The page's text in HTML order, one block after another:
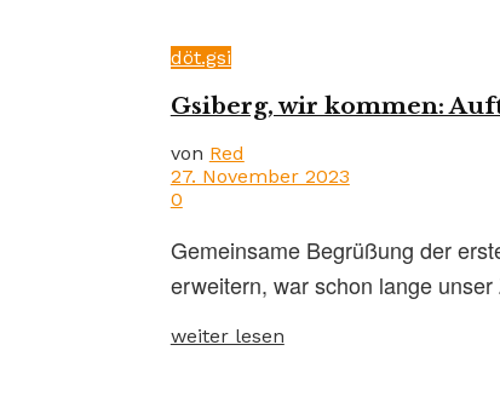
döt.gsi
Gsiberg, wir kommen:
von Red
27. November 2023
0
Gemeinsame Begrüßung der
erweitern, war schon lange unser
weiter lesen